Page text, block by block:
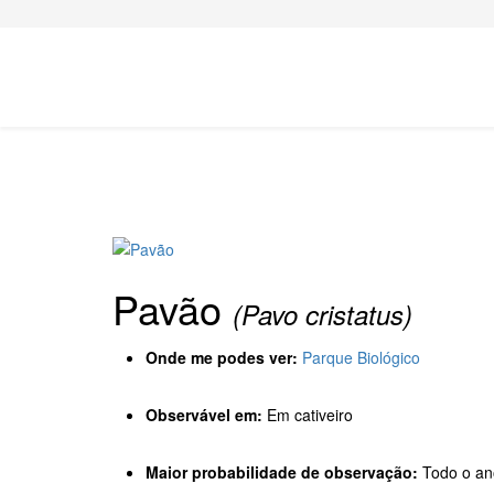
Pavão (Pavo cristatus)
Onde me podes ver: Parque Biológico
Observável em: Em cativeiro
Maior probabilidade de observação: Todo o